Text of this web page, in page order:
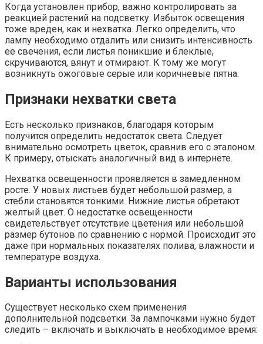
Когда установлен прибор, важно контролировать за
реакцией растений на подсветку. Избыток освещения
тоже вреден, как и нехватка. Легко определить, что
лампу необходимо отдалить или снизить интенсивность
ее свечения, если листья поникшие и блеклые,
скручиваются, вянут и отмирают. К тому же могут
возникнуть ожоговые серые или коричневые пятна.
Признаки нехватки света
Есть несколько признаков, благодаря которым
получится определить недостаток света. Следует
внимательно осмотреть цветок, сравнив его с эталоном.
К примеру, отыскать аналогичный вид в интернете.
Нехватка освещенности проявляется в замедленном
росте. У новых листьев будет небольшой размер, а
стебли становятся тонкими. Нижние листья обретают
желтый цвет. О недостатке освещенности
свидетельствует отсутствие цветения или небольшой
размер бутонов по сравнению с нормой. Происходит это
даже при нормальных показателях полива, влажности и
температуре воздуха.
Варианты использования
Существует несколько схем применения
дополнительной подсветки. За лампочками нужно будет
следить – включать и выключать в необходимое время: